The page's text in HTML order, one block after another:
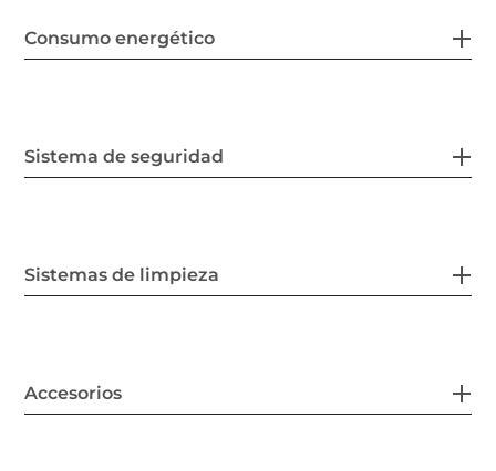
Consumo energético
Sistema de seguridad
Sistemas de limpieza
Accesorios